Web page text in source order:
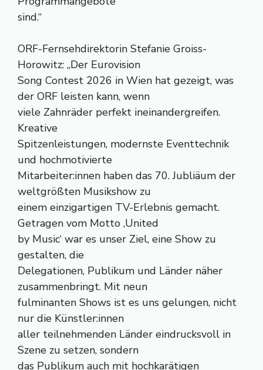
sind.“
ORF-Fernsehdirektorin Stefanie Groiss-
Horowitz: „Der Eurovision
Song Contest 2026 in Wien hat gezeigt, was
der ORF leisten kann, wenn
viele Zahnräder perfekt ineinandergreifen.
Kreative
Spitzenleistungen, modernste Eventtechnik
und hochmotivierte
Mitarbeiter:innen haben das 70. Jubliäum der
weltgrößten Musikshow zu
einem einzigartigen TV-Erlebnis gemacht.
Getragen vom Motto ‚United
by Music‘ war es unser Ziel, eine Show zu
gestalten, die
Delegationen, Publikum und Länder näher
zusammenbringt. Mit neun
fulminanten Shows ist es uns gelungen, nicht
nur die Künstler:innen
aller teilnehmenden Länder eindrucksvoll in
Szene zu setzen, sondern
das Publikum auch mit hochkarätigen